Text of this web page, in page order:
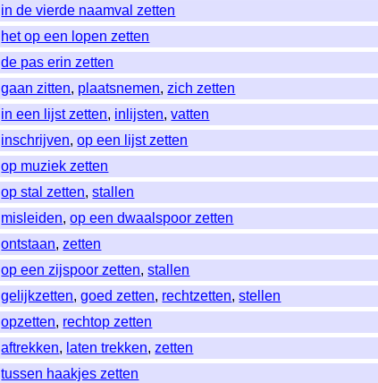
in de vierde naamval zetten
het op een lopen zetten
de pas erin zetten
gaan zitten, plaatsnemen,zich zetten
in een lijst zetten, inlijsten,vatten
inschrijven,op een lijst zetten
op muziek zetten
op stal zetten,stallen
misleiden,op een dwaalspoor zetten
ontstaan,zetten
op een zijspoor zetten,stallen
gelijkzetten,goed zetten, rechtzetten,stellen
opzetten, rechtop zetten
aftrekken, laten trekken,zetten
tussen haakjes zetten